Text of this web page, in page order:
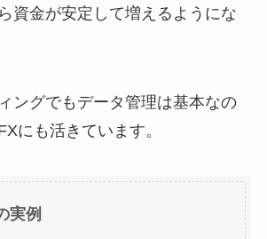
資金が安定して増えるようにな
ングでもデータ管理は基本なの
にも活きています。
実例